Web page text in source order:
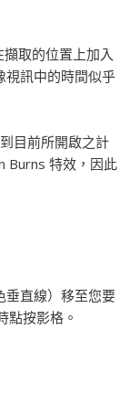
取的位置上加入
視訊中的時間似乎
目前所開啟之計
Burns 特效，因此
垂直線）移至您要
點按影格。